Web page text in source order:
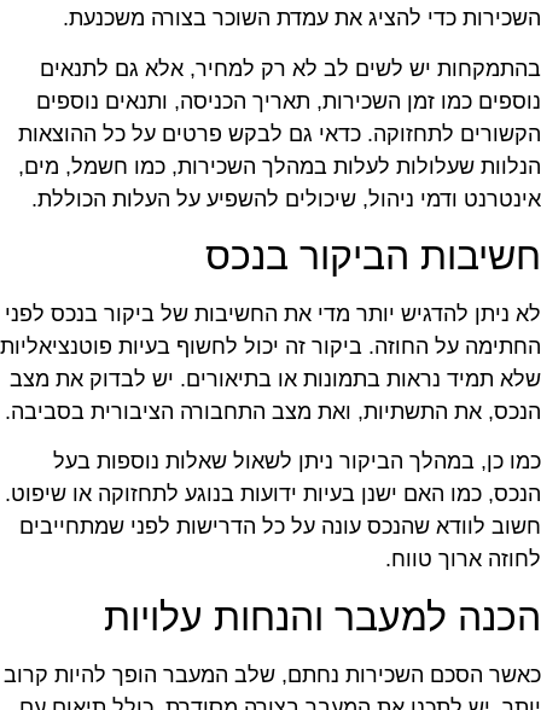
כדי להציג את עמדת השוכר בצורה משכנעת.
יש לשים לב לא רק למחיר, אלא גם לתנאים
כמו זמן השכירות, תאריך הכניסה, ותנאים נוספים
לתחזוקה. כדאי גם לבקש פרטים על כל ההוצאות
שעלולות לעלות במהלך השכירות, כמו חשמל, מים,
ודמי ניהול, שיכולים להשפיע על העלות הכוללת.
הביקור בנכס
ניתן להדגיש יותר מדי את החשיבות של ביקור בנכס לפני
על החוזה. ביקור זה יכול לחשוף בעיות פוטנציאליות
תמיד נראות בתמונות או בתיאורים. יש לבדוק את מצב
את התשתיות, ואת מצב התחבורה הציבורית בסביבה.
כן, במהלך הביקור ניתן לשאול שאלות נוספות בעל
כמו האם ישנן בעיות ידועות בנוגע לתחזוקה או שיפוט.
לוודא שהנכס עונה על כל הדרישות לפני שמתחייבים
ארוך טווח.
למעבר והנחות עלויות
הסכם השכירות נחתם, שלב המעבר הופך להיות קרוב